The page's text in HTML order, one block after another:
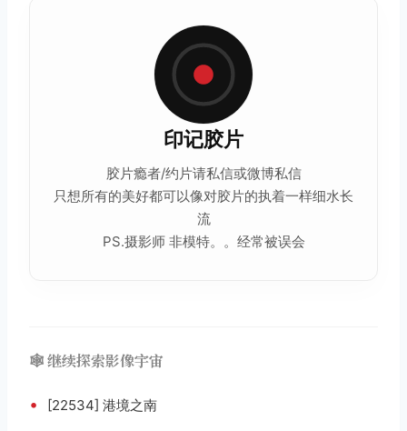
印记胶片
胶片瘾者/约片请私信或微博私信
只想所有的美好都可以像对胶片的执着一样细水长
流
PS.摄影师 非模特。。经常被误会
🕸️ 继续探索影像宇宙
• [22534] 港境之南